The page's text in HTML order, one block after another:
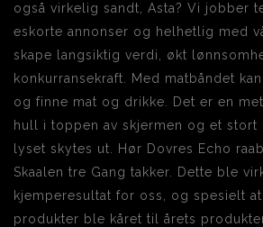
også virkelig sandt, Asta? Vi jobber
eskorte annonser og helhetlig med
skape langsiktig verdi, økt
konkurransekraft. Med matbåndet
og finne mat og drikke. Det er en
hull i toppen av skjermen og et stort
lyset skytes ut. Hør Dovres Echo
Skaalen tre Gang takker. Dette ble
kjemperesultat for oss, og spesielt
produkter ble kåret til årets